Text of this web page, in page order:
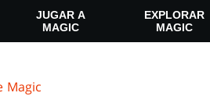
JUGAR A
MAGIC
EXPLORAR
MAGIC
Magic